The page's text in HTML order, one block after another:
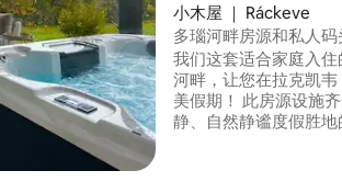
小木屋 ｜ Ráckeve
多瑙河畔房源和私人码
我们这套适合家庭入
河畔，让您在拉克凯
美假期！ 此房源设施齐全，对于寻求宁
静、自然静谧度假胜